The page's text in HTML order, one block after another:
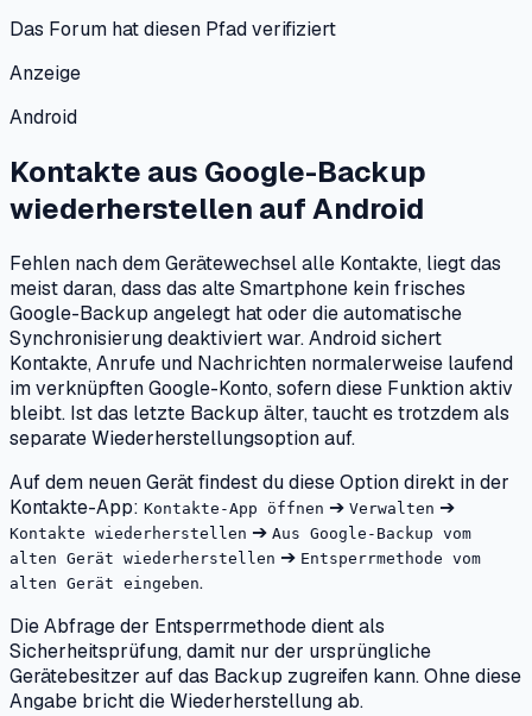
Das Forum hat diesen Pfad verifiziert
Anzeige
Android
Kontakte aus Google-Backup
wiederherstellen aufAndroid
Fehlen nach dem Gerätewechsel alle Kontakte, liegt das
meist daran, dass das alte Smartphone kein frisches
Google-Backup angelegt hat oder die automatische
Synchronisierung deaktiviert war. Android sichert
Kontakte, Anrufe und Nachrichten normalerweise laufend
im verknüpften Google-Konto, sofern diese Funktion aktiv
bleibt. Ist das letzte Backup älter, taucht es trotzdem als
separate Wiederherstellungsoption auf.
Auf dem neuen Gerät findest du diese Option direkt in der
Kontakte-App: Kontakte-App öffnen ➔ Verwalten ➔
Kontakte wiederherstellen ➔ Aus Google-Backup vom
alten Gerät wiederherstellen ➔ Entsperrmethode vom
alten Gerät eingeben.
Die Abfrage der Entsperrmethode dient als
Sicherheitsprüfung, damit nur der ursprüngliche
Gerätebesitzer auf das Backup zugreifen kann. Ohne diese
Angabe bricht die Wiederherstellung ab.